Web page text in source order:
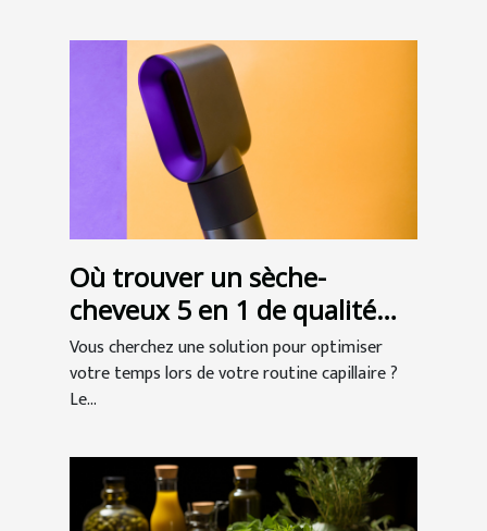
Où trouver un sèche-
cheveux 5 en 1 de qualité
professionnelle ?
Vous cherchez une solution pour optimiser
votre temps lors de votre routine capillaire ?
Le...